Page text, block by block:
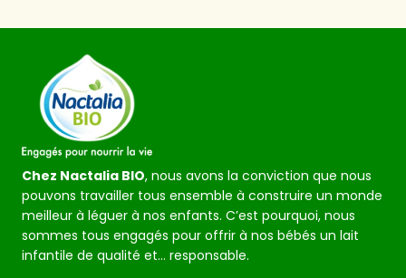
Chez Nactalia BIO, nous avons la conviction que nous
pouvons travailler tous ensemble à construire un monde
meilleur à léguer à nos enfants. C’est pourquoi, nous
sommes tous engagés pour offrir à nos bébés un lait
infantile de qualité et… responsable.